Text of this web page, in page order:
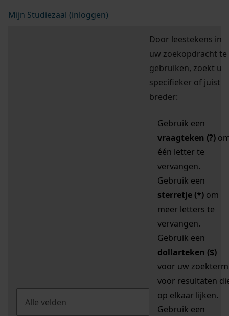
Mijn Studiezaal (inloggen)
Door leestekens in
uw zoekopdracht te
gebruiken, zoekt u
specifieker of juist
breder:
Gebruik een
vraagteken (?)
één letter te
vervangen.
Gebruik een
sterretje (*) om
meer letters te
vervangen.
Gebruik een
dollarteken ($)
voor uw zoekterm
voor resultaten
op elkaar lijken.
Gebruik een